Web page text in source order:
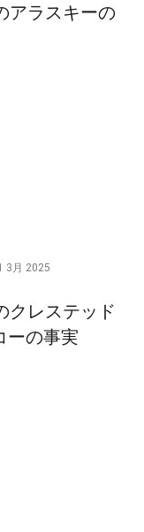
アラスキーの
3月 2025
クレステッド
ーの事実